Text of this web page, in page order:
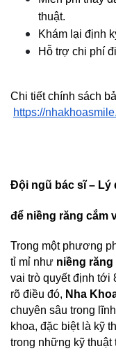
thuật.
Khám lại định
Hỗ trợ chi phí
Chi tiết chính sách
https://
Đội ngũ bác sĩ – Lý
để niềng răng cắm
Trong một phương
tỉ mỉ như niềng răng
vai trò quyết định tới
rõ điều đó, Nha
chuyên sâu trong
khoa, đặc biệt là kỹ
trong những kỹ thuật